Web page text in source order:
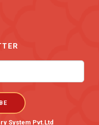
System Pvt.Ltd